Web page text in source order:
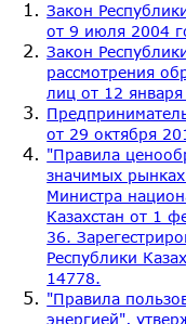
Закон
от 9 июля 2004
Закон
рассмотрения
лиц от 12
от 29 октября
"Правила
значимых
Министра
Казахстан от 1
36.
Республики
14778.
"Правила
энергией",